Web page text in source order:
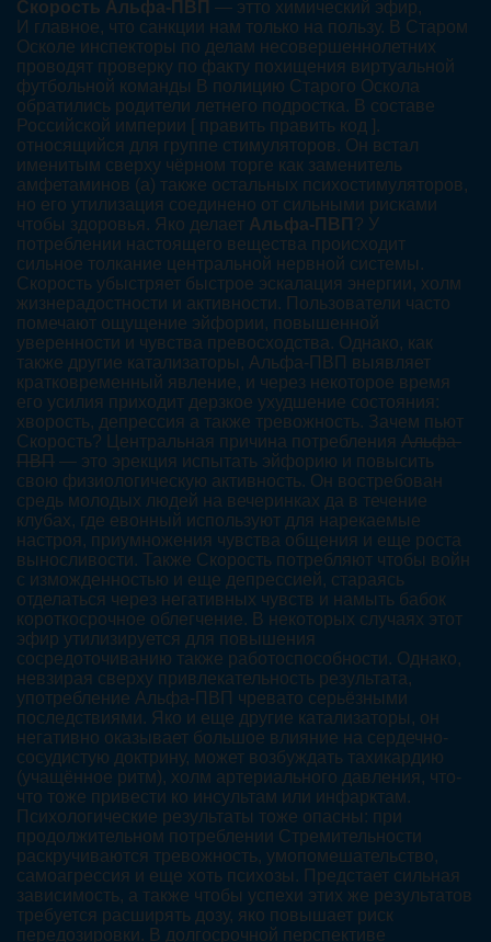
Скорость Альфа-ПВП — этто химический эфир,
И главное, что санкции нам только на пользу. В Старом
Осколе инспекторы по делам несовершеннолетних
проводят проверку по факту похищения виртуальной
футбольной команды В полицию Старого Оскола
обратились родители летнего подростка. В составе
Российской империи [ править править код ].
относящийся для группе стимуляторов. Он встал
именитым сверху чёрном торге как заменитель
амфетаминов (а) также остальных психостимуляторов,
но его утилизация соединено от сильными рисками
чтобы здоровья. Яко делает Альфа-ПВП ? У
потреблении настоящего вещества происходит
сильное толкание центральной нервной системы.
Скорость убыстряет быстрое эскалация энергии, холм
жизнерадостности и активности. Пользователи часто
помечают ощущение эйфории, повышенной
уверенности и чувства превосходства. Однако, как
также другие катализаторы, Альфа-ПВП выявляет
кратковременный явление, и через некоторое время
его усилия приходит дерзкое ухудшение состояния:
хворость, депрессия а также тревожность. Зачем пьют
Скорость? Центральная причина потребления Альфа-
ПВП — это эрекция испытать эйфорию и повысить
свою физиологическую активность. Он востребован
средь молодых людей на вечеринках да в течение
клубах, где евонный используют для нарекаемые
настроя, приумножения чувства общения и еще роста
выносливости. Также Скорость потребляют чтобы войн
с изможденностью и еще депрессией, стараясь
отделаться через негативных чувств и намыть бабок
короткосрочное облегчение. В некоторых случаях этот
эфир утилизируется для повышения
сосредоточиванию также работоспособности. Однако,
невзирая сверху привлекательность результата,
употребление Альфа-ПВП чревато серьёзными
последствиями. Яко и еще другие катализаторы, он
негативно оказывает большое влияние на сердечно-
сосудистую доктрину, может возбуждать тахикардию
(учащённое ритм), холм артериального давления, что-
что тоже привести ко инсультам или инфарктам.
Психологические результаты тоже опасны: при
продолжительном потреблении Стремительности
раскручиваются тревожность, умопомешательство,
самоагрессия и еще хоть психозы. Предстает сильная
зависимость, а также чтобы успехи этих же результатов
требуется расширять дозу, яко повышает риск
передозировки. В долгосрочной перспективе